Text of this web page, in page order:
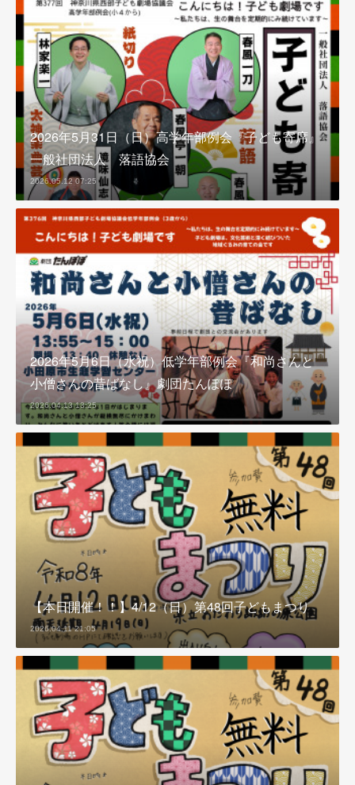
2026年5月31日（日）高学年部例会『子ども寄席』
一般社団法人 落語協会
2026.05.12 07:25
2026年5月6日（水祝）低学年部例会『和尚さんと
小僧さんの昔ばなし』劇団たんぽぽ
2026.04.13 13:25
【本日開催！！】4/12（日）第48回子どもまつり
2026.04.11 21:05